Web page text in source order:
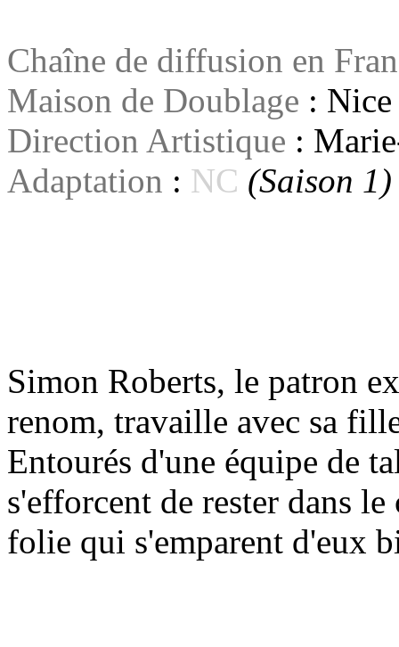
Chaîne de diffusion en
Maison de Doublage :
Direction Artistique :
Adaptation : NC (Saison 1)
Simon Roberts, le patron
renom, travaille avec sa
Entourés d'une équipe de
s'efforcent de rester dans
folie qui s'emparent d'eux